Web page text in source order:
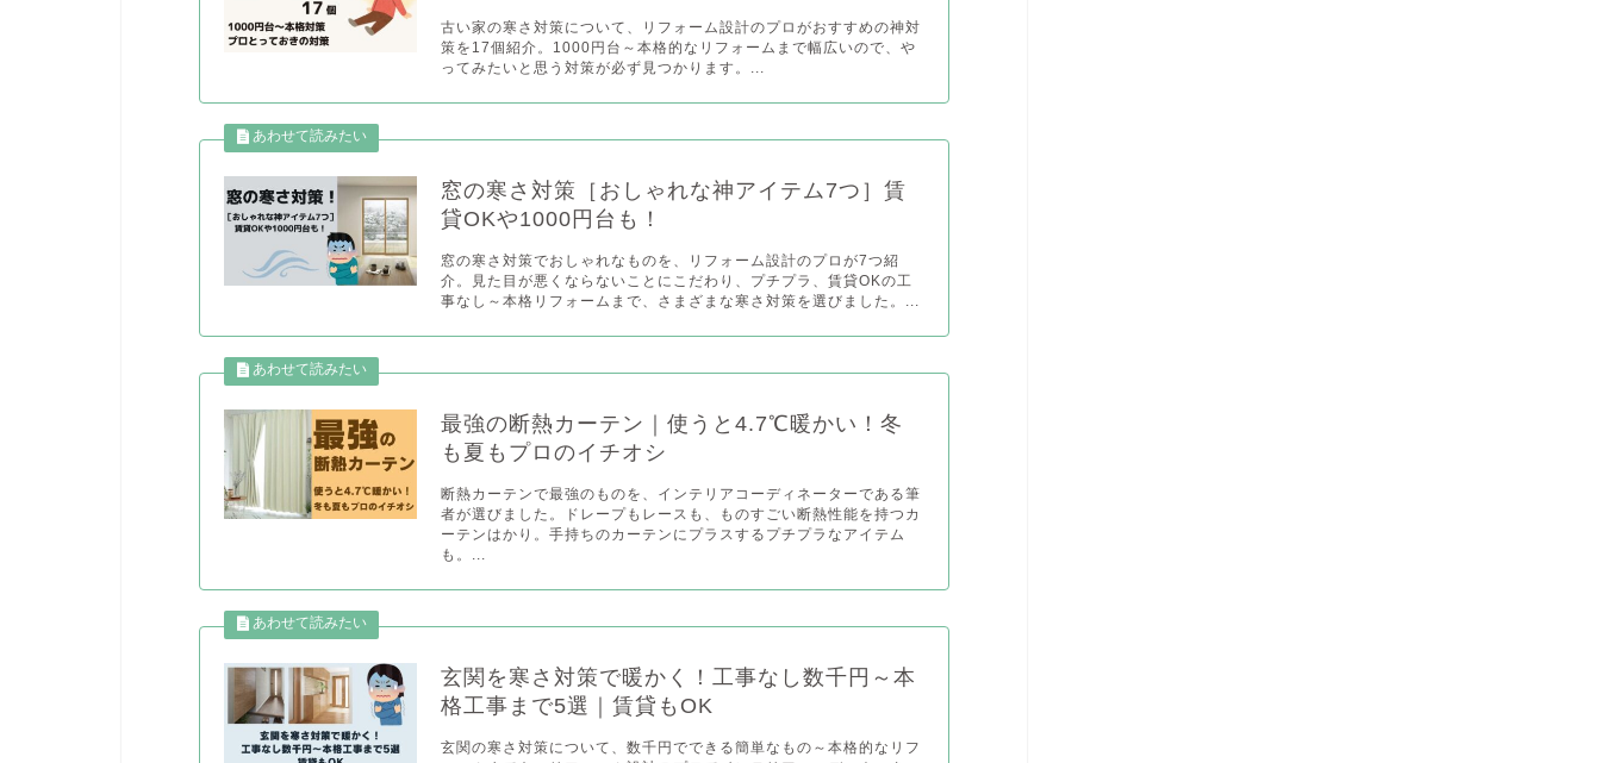
古い家の寒さ対策について、リフォーム設計のプロがおすすめの神対
策を17個紹介。1000円台～本格的なリフォームまで幅広いので、や
ってみたいと思う対策が必ず見つかります。...
窓の寒さ対策［おしゃれな神アイテム7つ］賃
貸OKや1000円台も！
窓の寒さ対策でおしゃれなものを、リフォーム設計のプロが7つ紹
介。見た目が悪くならないことにこだわり、プチプラ、賃貸OKの工
事なし～本格リフォームまで、さまざまな寒さ対策を選びました。...
最強の断熱カーテン｜使うと4.7℃暖かい！冬
も夏もプロのイチオシ
断熱カーテンで最強のものを、インテリアコーディネーターである筆
者が選びました。ドレープもレースも、ものすごい断熱性能を持つカ
ーテンはかり。手持ちのカーテンにプラスするプチプラなアイテム
も。...
玄関を寒さ対策で暖かく！工事なし数千円～本
格工事まで5選｜賃貸もOK
玄関の寒さ対策について、数千円でできる簡単なもの～本格的なリフ